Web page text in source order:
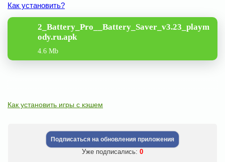
Как установить?
2_Battery_Pro__Battery_Saver_v3.23_playm
ody.ru.apk
4.6 Mb
Как установить игры с кэшем
Подписаться на обновления приложения
Уже подписались: 0